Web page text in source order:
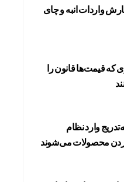
واردات انبه و چای
که قیمت‌ها قانون را
وارد نظام
محصولات می‌شوند